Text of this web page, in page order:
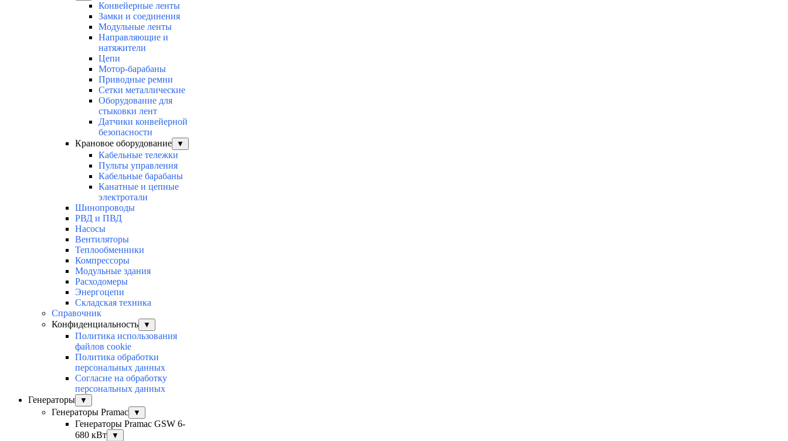
Конвейерные ленты
Замки и соединения
Модульные ленты
Направляющие и
натяжители
Цепи
Мотор-барабаны
Приводные ремни
Сетки металлические
Оборудование для
стыковки лент
Датчики конвейерной
безопасности
Крановое оборудование
▼
Кабельные тележки
Пульты управления
Кабельные барабаны
Канатные и цепные
электротали
Шинопроводы
РВД и ПВД
Насосы
Вентиляторы
Теплообменники
Компрессоры
Модульные здания
Расходомеры
Энергоцепи
Складская техника
Справочник
Конфиденциальность
▼
Политика использования
файлов cookie
Политика обработки
персональных данных
Согласие на обработку
персональных данных
Генераторы
▼
Генераторы Pramac ▼
Генераторы Pramac GSW 6-
680 кВт
▼